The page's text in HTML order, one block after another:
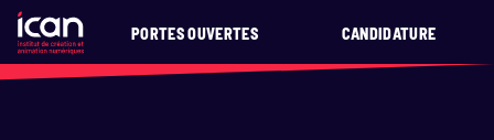
PORTES OUVERTES CANDIDATURE